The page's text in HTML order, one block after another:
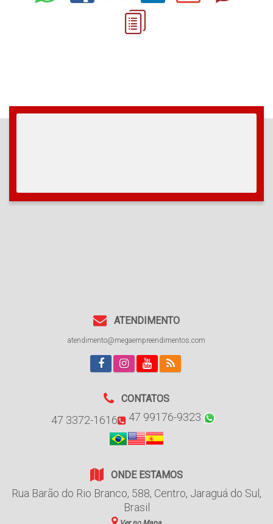
ATENDIMENTO
atendimento@megaempreendimentos.com
CONTATOS
47 3372-1616 47 99176-9323
ONDE ESTAMOS
Rua Barão do Rio Branco, 588, Centro, Jaraguá do Sul ,
Brasil